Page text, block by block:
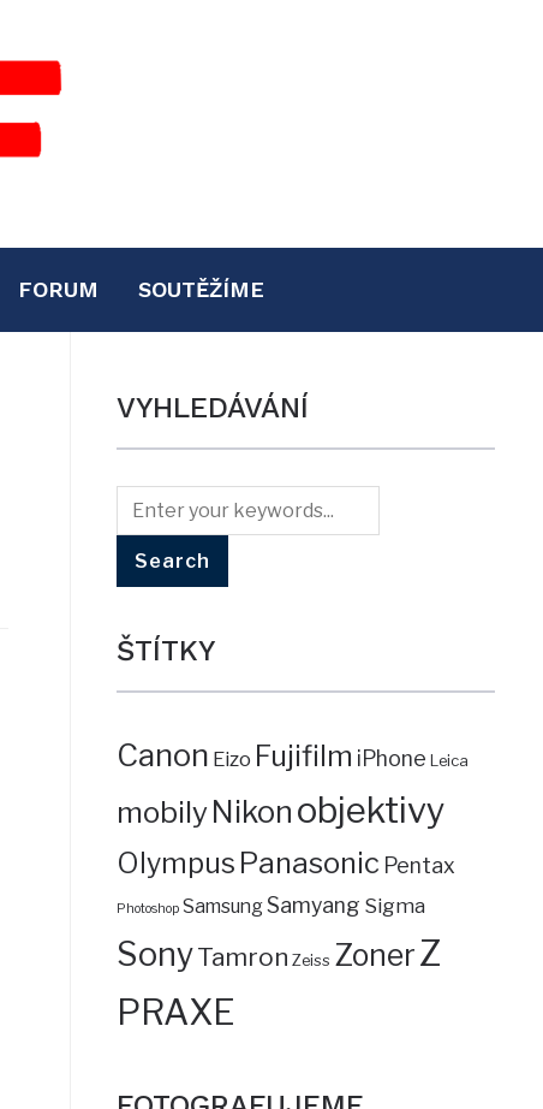
FORUM SOUTĚŽÍME
VYHLEDÁVÁNÍ
ŠTÍTKY
Canon Eizo Fujifilm iPhone Leica
mobilyNikon objektivy
Olympus Panasonic Pentax
Photoshop SamsungSamyang Sigma
SonyTamron Zeiss ZonerZ
PRAXE